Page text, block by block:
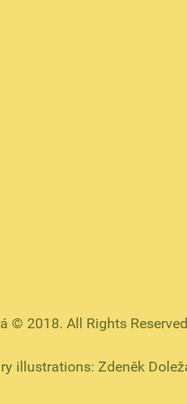
© 2018. All Rights
illustrations: Zdeněk